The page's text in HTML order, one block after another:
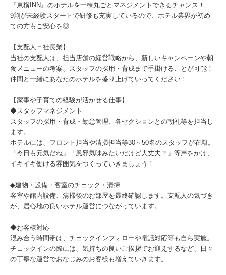
『東横INN』のホテルを一棟丸ごとマネジメントできるチャンス！
9割が未経験スタートで研修も充実しているので、ホテル業界が初め
ての方もご安心を◎
【支配人＝社長業】
当社の支配人は、担当店舗の経営戦略から、新しいキャンペーンや朝
食メニューの考案、スタッフの採用・育成まで手掛けることが可能！
仲間と一緒にあなたのホテルを盛り上げていってください！
【家事や子育ての経験が活かせる仕事】
◆スタッフマネジメント
スタッフの採用・育成・勤怠管理、各セクションとの朝礼等を担当し
ます。
ホテルには、フロント担当や清掃担当等30～50名のスタッフが在籍。
「今日も元気だね」「風邪気味みたいだけど大丈夫？」等声をかけ、
イキイキ働ける雰囲気をつくっていきましょう！
◆建物・設備・客室のチェック・清掃
客室や館内設備、清掃後のお部屋を最終確認します。支配人の気づき
が、居心地の良いホテル運営につながっています。
◆お客様対応
混み合う時間帯は、チェックインフォローや電話対応等も自ら実施。
チェックインの際には、気持ちの良いご挨拶でお迎えするなど、日々
の丁寧な運営でおなじみのお客様も増えていきます。